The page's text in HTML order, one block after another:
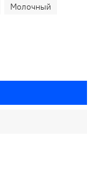
Молочный